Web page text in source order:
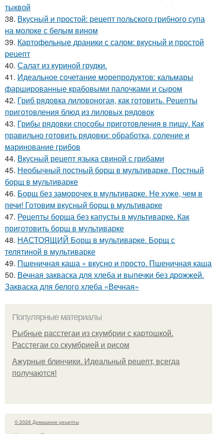
тыквой
38. Вкусный и простой: рецепт польского грибного супа
на молоке с белым вином
39. Картофельные драники с салом: вкусный и простой
рецепт
40. Салат из куриной грудки.
41. Идеальное сочетание морепродуктов: кальмары
фаршированные крабовыми палочками и сыром
42. Гриб рядовка лиловоногая, как готовить. Рецепты
приготовления блюд из лиловых рядовок
43. Грибы рядовки способы приготовления в пищу. Как
правильно готовить рядовки: обработка, соление и
маринование грибов
44. Вкусный рецепт языка свиной с грибами
45. Необычный постный борщ в мультиварке. Постный
борщ в мультиварке
46. Борщ без заморочек в мультиварке. Не хуже, чем в
печи! Готовим вкусный борщ в мультиварке
47. Рецепты борща без капусты в мультиварке. Как
приготовить борщ в мультиварке
48. НАСТОЯЩИЙ Борщ в мультиварке. Борщ с
телятиной в мультиварке
49. Пшеничная каша » вкусно и просто. Пшеничная каша
50. Вечная закваска для хлеба и выпечки без дрожжей.
Закваска для белого хлеба «Вечная»
Популярные материалы
Рыбные расстегаи из скумбрии с картошкой.
Расстегаи со скумбрией и рисом
Ажурные блинчики. Идеальный рецепт, всегда
получаются!
© 2026 Домашние рецепты